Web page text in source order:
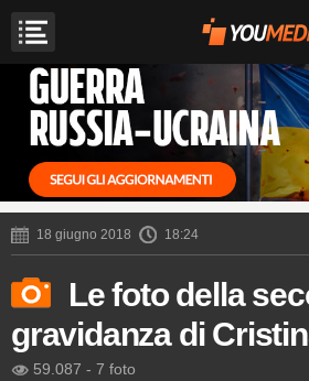
18 giugno 2018 18:24
Le foto della
gravidanza di
59.087 - 7 foto